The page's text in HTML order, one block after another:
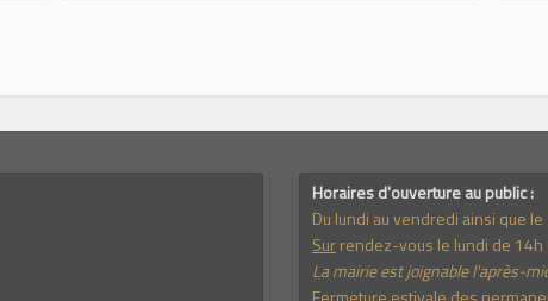
Horaires d'ouverture au public :
Du lundi au vendredi ainsi que
Surrendez-vous le lundi de
La mairie est joignable l'après-